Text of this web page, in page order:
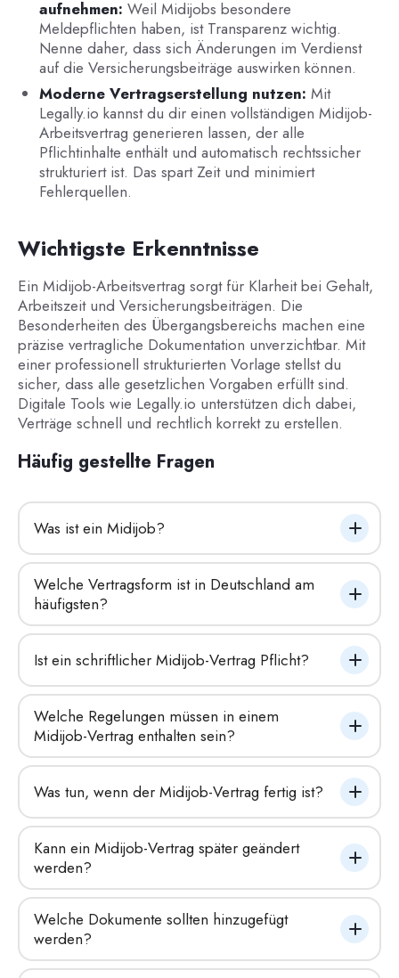
aufnehmen: Weil Midijobs besondere
Meldepflichten haben, ist Transparenz wichtig.
Nenne daher, dass sich Änderungen im Verdienst
auf die Versicherungsbeiträge auswirken können.
Moderne Vertragserstellung nutzen: Mit
Legally.io kannst du dir einen vollständigen Midijob-
Arbeitsvertrag generieren lassen, der alle
Pflichtinhalte enthält und automatisch rechtssicher
strukturiert ist. Das spart Zeit und minimiert
Fehlerquellen.
Wichtigste Erkenntnisse
Ein Midijob-Arbeitsvertrag sorgt für Klarheit bei Gehalt,
Arbeitszeit und Versicherungsbeiträgen. Die
Besonderheiten des Übergangsbereichs machen eine
präzise vertragliche Dokumentation unverzichtbar. Mit
einer professionell strukturierten Vorlage stellst du
sicher, dass alle gesetzlichen Vorgaben erfüllt sind.
Digitale Tools wie Legally.io unterstützen dich dabei,
Verträge schnell und rechtlich korrekt zu erstellen.
Häufig gestellte Fragen
Was ist ein Midijob?
Welche Vertragsform ist in Deutschland am
häufigsten?
Ist ein schriftlicher Midijob-Vertrag Pflicht?
Welche Regelungen müssen in einem
Midijob-Vertrag enthalten sein?
Was tun, wenn der Midijob-Vertrag fertig ist?
Kann ein Midijob-Vertrag später geändert
werden?
Welche Dokumente sollten hinzugefügt
werden?